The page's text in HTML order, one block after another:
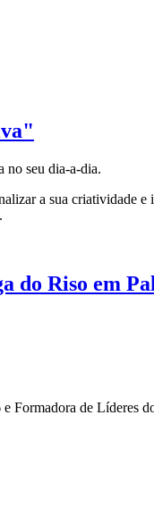
no seu dia-a-dia.
a sua criatividade e
do Riso em
Formadora de Líderes